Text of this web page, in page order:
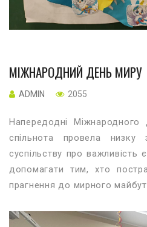
МІЖНАРОДНИЙ ДЕНЬ МИРУ
ADMIN 2055
Напередодні
спільнота провела низку
суспільству про важливість
допомагати тим, хто
прагнення до мирного